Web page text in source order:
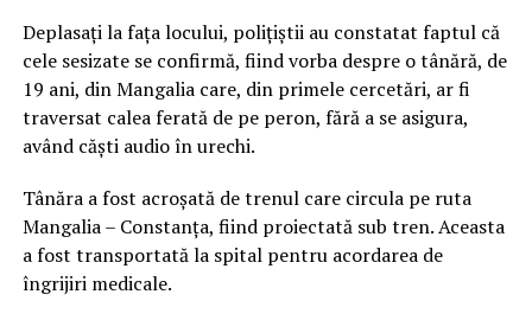
Deplasați la fața locului, polițiștii au constatat faptul că
cele sesizate se confirmă, fiind vorba despre o tânără, de
19 ani, din Mangalia care, din primele cercetări, ar fi
traversat calea ferată de pe peron, fără a se asigura,
având căști audio în urechi.
Tânăra a fost acroșată de trenul care circula pe ruta
Mangalia – Constanța, fiind proiectată sub tren. Aceasta
a fost transportată la spital pentru acordarea de
îngrijiri medicale.